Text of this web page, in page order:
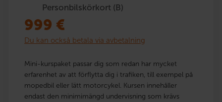
Personbilskörkort (B)
999 €
Du kan också betala via avbetalning
Mini-kurspaket passar dig som redan har mycket
erfarenhet av att förflytta dig i trafiken, till exempel på
mopedbil eller lätt motorcykel. Kursen innehåller
endast den minimimängd undervisning som krävs